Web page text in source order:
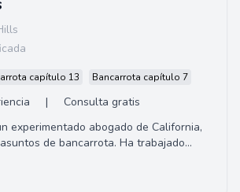
capítulo 13 Bancarrota capítulo 7
|
Consulta gratis
experimentado abogado de California,
de bancarrota. Ha trabajado